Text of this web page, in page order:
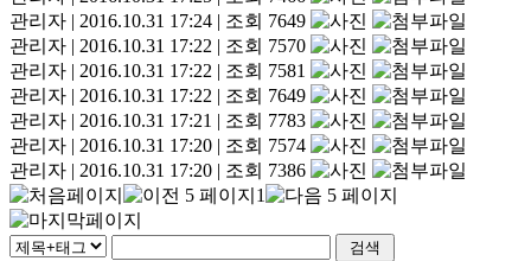
관리자 | 2016.10.31 17:24 | 조회 7649
관리자 | 2016.10.31 17:22 | 조회 7570
관리자 | 2016.10.31 17:22 | 조회 7581
관리자 | 2016.10.31 17:22 | 조회 7649
관리자 | 2016.10.31 17:21 | 조회 7783
관리자 | 2016.10.31 17:20 | 조회 7574
관리자 | 2016.10.31 17:20 | 조회 7386
1